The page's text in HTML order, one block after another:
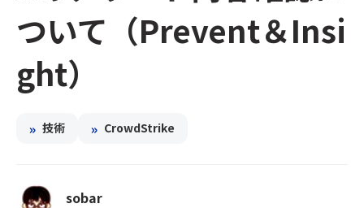
ついて（Prevent＆Insi
ght）
» 技術 » CrowdStrike
sobar